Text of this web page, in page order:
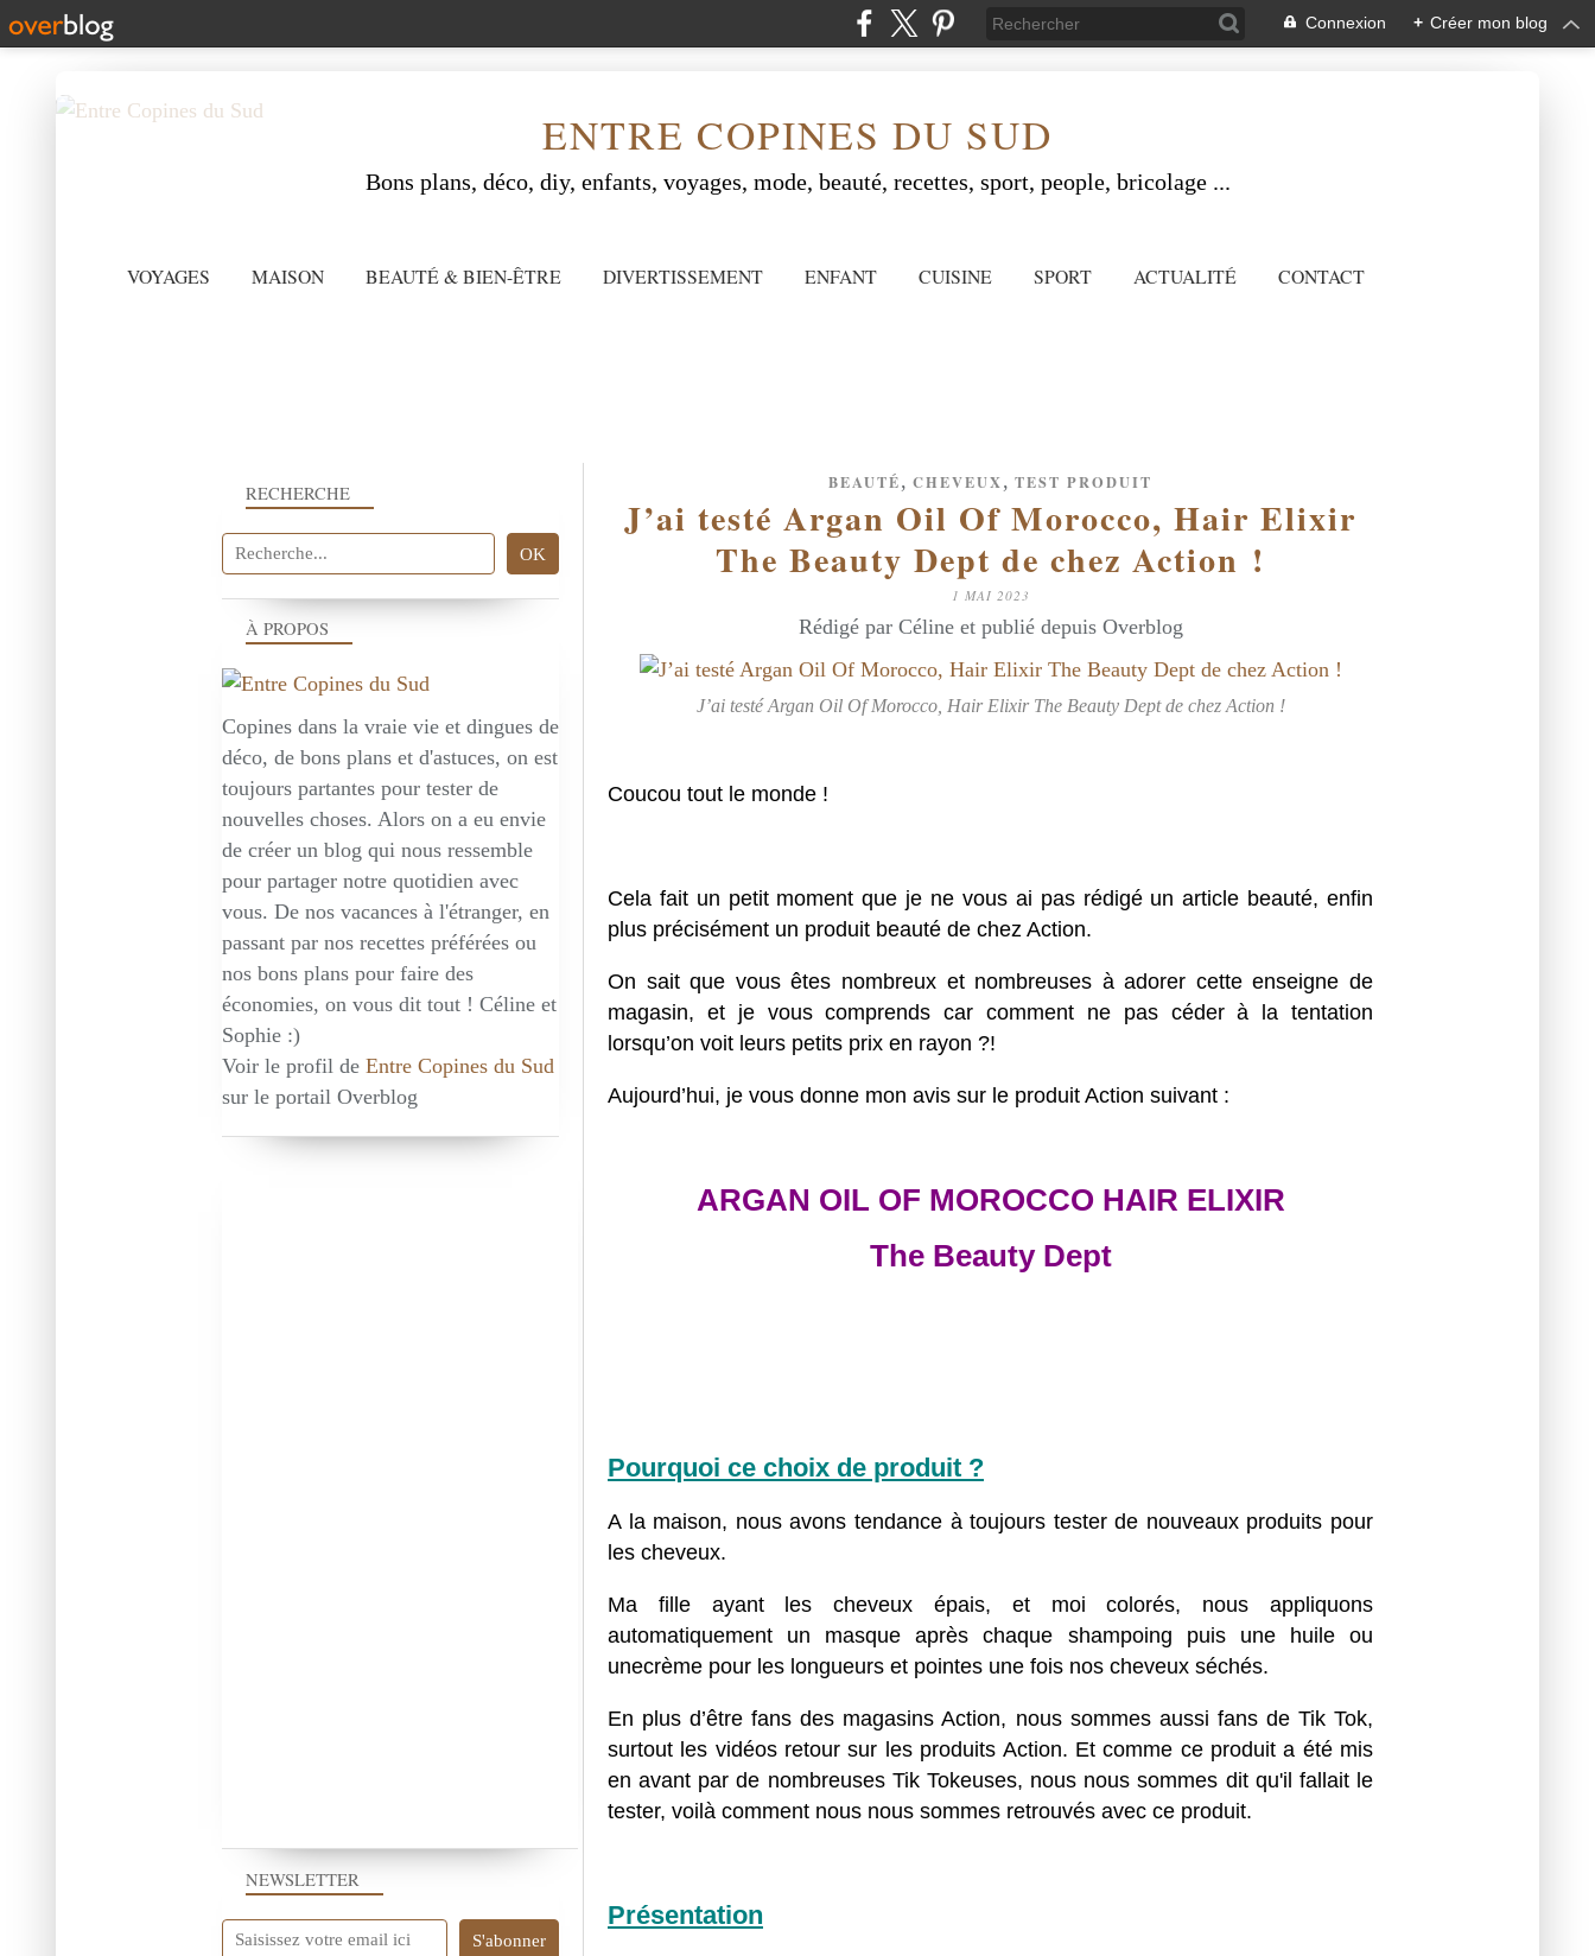
Connexion + Créer mon blog
ENTRE COPINES DU SUD
Bons plans, déco, diy, enfants, voyages, mode, beauté, recettes, sport, people, bricolage ...
VOYAGES MAISON BEAUTÉ & BIEN-ÊTRE DIVERTISSEMENT ENFANT CUISINE SPORT ACTUALITÉ CONTACT
BEAUTÉ, CHEVEUX, TEST PRODUIT
J’ai testé Argan Oil Of Morocco, Hair Elixir
The Beauty Dept de chez Action !
1 MAI 2023
Rédigé par Céline et publié depuis Overblog
J’ai testé Argan Oil Of Morocco, Hair Elixir The Beauty Dept de chez Action !
Coucou tout le monde !
Cela fait un petit moment que je ne vous ai pas rédigé un article beauté, enfin
plus précisément un produit beauté de chez Action.
On sait que vous êtes nombreux et nombreuses à adorer cette enseigne de
magasin, et je vous comprends car comment ne pas céder à la tentation
lorsqu’on voit leurs petits prix en rayon ?!
Aujourd’hui, je vous donne mon avis sur le produit Action suivant :
ARGAN OIL OF MOROCCO HAIR ELIXIR
The Beauty Dept
Pourquoi ce choix de produit ?
A la maison, nous avons tendance à toujours tester de nouveaux produits pour
les cheveux.
Ma fille ayant les cheveux épais, et moi colorés, nous appliquons
automatiquement un masque après chaque shampoing puis une huile ou
unecrème pour les longueurs et pointes une fois nos cheveux séchés.
En plus d’être fans des magasins Action, nous sommes aussi fans de Tik Tok,
surtout les vidéos retour sur les produits Action. Et comme ce produit a été mis
en avant par de nombreuses Tik Tokeuses, nous nous sommes dit qu'il fallait le
tester, voilà comment nous nous sommes retrouvés avec ce produit.
Présentation
NEWSLETTER
RECHERCHE
À PROPOS
Copines dans la vraie vie et dingues de
déco, de bons plans et d'astuces, on est
toujours partantes pour tester de
nouvelles choses. Alors on a eu envie
de créer un blog qui nous ressemble
pour partager notre quotidien avec
vous. De nos vacances à l'étranger, en
passant par nos recettes préférées ou
nos bons plans pour faire des
économies, on vous dit tout ! Céline et
Sophie :)
Voir le profil de Entre Copines du Sud
sur le portail Overblog